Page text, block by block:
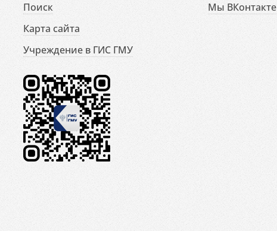
Поиск
Карта сайта
Учреждение в ГИС ГМУ
Мы ВКонтакте